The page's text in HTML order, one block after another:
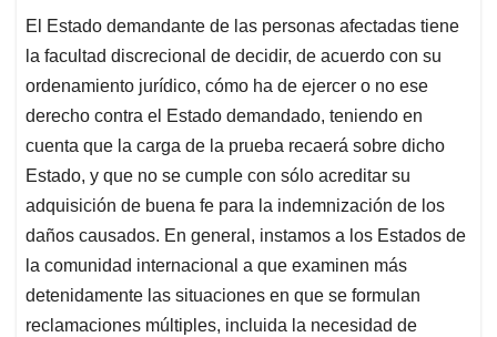
El Estado demandante de las personas afectadas tiene
la facultad discrecional de decidir, de acuerdo con su
ordenamiento jurídico, cómo ha de ejercer o no ese
derecho contra el Estado demandado, teniendo en
cuenta que la carga de la prueba recaerá sobre dicho
Estado, y que no se cumple con sólo acreditar su
adquisición de buena fe para la indemnización de los
daños causados. En general, instamos a los Estados de
la comunidad internacional a que examinen más
detenidamente las situaciones en que se formulan
reclamaciones múltiples, incluida la necesidad de